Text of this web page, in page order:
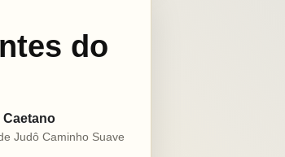
do
Caetano
Judô Caminho Suave